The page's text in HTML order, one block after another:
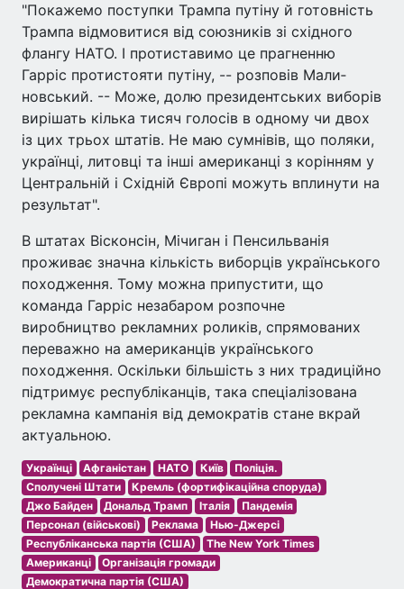
"Покажемо поступки Трампа пу­тіну й готовність
Трампа відмо­витися від союзників зі східно­го
флангу НАТО. І протиставимо це прагненню
Гарріс протисто­яти путіну, -- розповів Мали­
новський. -- Може, долю пре­зидентських виборів
вирішать кілька тисяч голосів в одному чи двох
із цих трьох штатів. Не маю сумнівів, що поляки,
укра­їнці, литовці та інші американці з корінням у
Центральній і Схід­ній Європі можуть вплинути на
результат".
В штатах Вісконсін, Мічиган і Пенсильванія
проживає значна кількість виборців українського
походження. Тому можна припустити, що
команда Гарріс незабаром розпочне
виробництво рекламних роликів, спрямованих
переважно на американців українського
походження. Оскільки більшість з них традиційно
підтримує республіканців, така спеціалізована
рекламна кампанія від демократів стане вкрай
актуальною.
Українці Афганістан НАТО Київ
Поліція.
Сполучені Штати
Кремль (фортифікаційна споруда)
Джо Байден
Дональд Трамп Італія
Пандемія
Персонал (військові)
Реклама
Нью-Джерсі
Республіканська партія (США)
The New York Times
Американці
Організація громади
Демократична партія (США)